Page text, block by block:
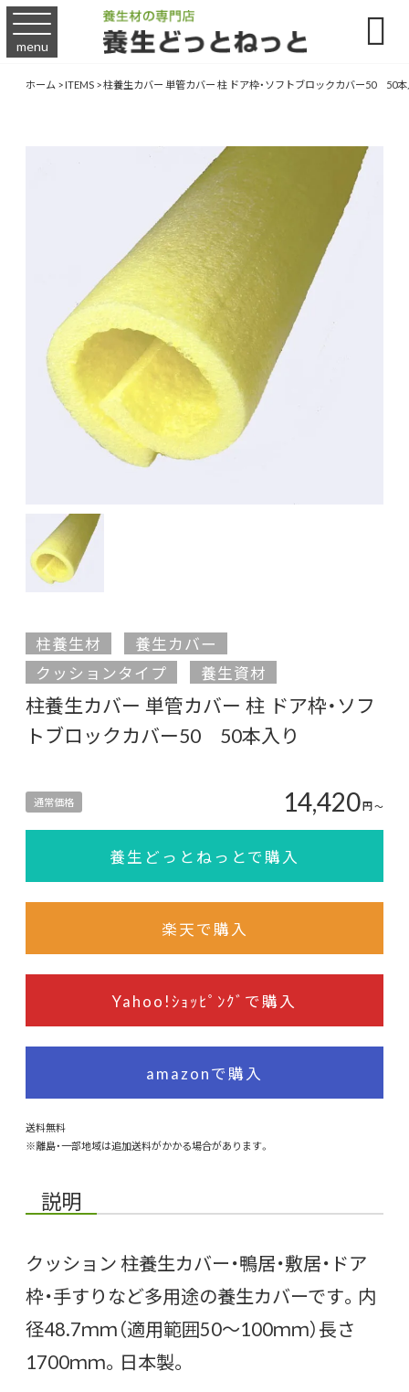
menu 
ホーム>ITEMS>柱養生カバー 単管カバー 柱 ドア枠・ソフトブロックカバー50 50
柱養生材
養生カバー
クッションタイプ
養生資材
柱養生カバー 単管カバー 柱 ドア枠・ソフ
トブロックカバー50 50本入り
通常価格 14,420円〜
養生どっとねっとで購入
楽天で購入
Yahoo!ｼｮｯﾋﾟﾝｸﾞで購入
amazonで購入
送料無料
※離島・一部地域は追加送料がかかる場合があります。
説明
クッション 柱養生カバー・鴨居・敷居・ドア
枠・手すりなど多用途の養生カバーです。内
径48.7ｍｍ（適用範囲50〜100ｍｍ）長さ
1700ｍｍ。日本製。